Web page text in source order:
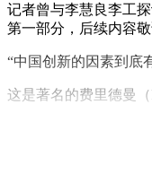
记者曾与李慧良李工
第一部分，后续内容敬
“中国创新的因素到底
这是著名的费里德曼（